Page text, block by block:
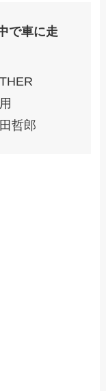
で車に走
哲郎